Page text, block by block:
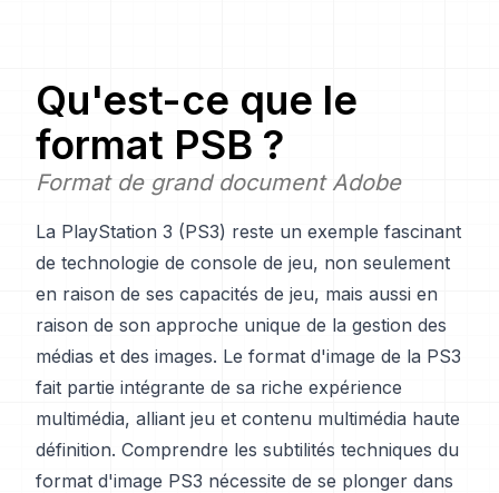
Qu'est-ce que le
format PSB ?
Format de grand document Adobe
La PlayStation 3 (PS3) reste un exemple fascinant
de technologie de console de jeu, non seulement
en raison de ses capacités de jeu, mais aussi en
raison de son approche unique de la gestion des
médias et des images. Le format d'image de la PS3
fait partie intégrante de sa riche expérience
multimédia, alliant jeu et contenu multimédia haute
définition. Comprendre les subtilités techniques du
format d'image PS3 nécessite de se plonger dans